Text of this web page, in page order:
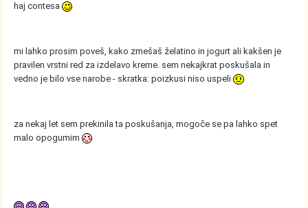
haj contesa
mi lahko prosim poveš, kako zmešaš želatino in jogurt ali kakšen je
pravilen vrstni red za izdelavo kreme. sem nekajkrat poskušala in
vedno je bilo vse narobe - skratka: poizkusi niso uspeli
za nekaj let sem prekinila ta poskušanja, mogoče se pa lahko spet
malo opogumim